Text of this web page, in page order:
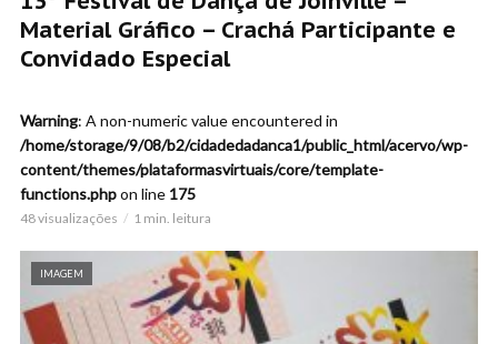
Material Gráfico – Crachá Participante e
Convidado Especial
Warning: A non-numeric value encountered in
/home/storage/9/08/b2/cidadedadanca1/public_html/acervo/wp-
content/themes/plataformasvirtuais/core/template-
functions.phpon line 175
48 visualizações 1 min. leitura
IMAGEM